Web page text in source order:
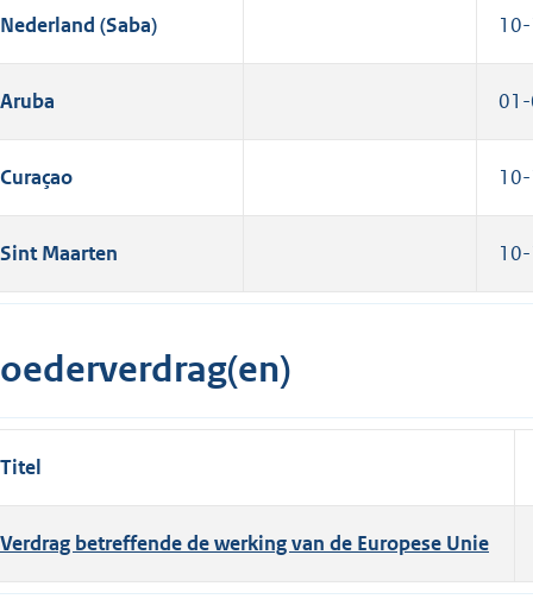
Nederland (Saba)
Aruba
Curaçao
Sint Maarten
Titel
Verdrag betreffende de werking van de Europese Unie